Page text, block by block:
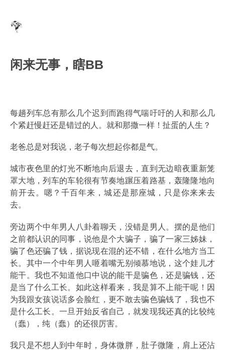
闲来无事，瞎BB
每趟列车总有那么几个迟到而跑得气喘吁吁的人和那么几
个紧赶慢赶还是错过的人。就和那撒一样！扯蛋的人生？
老爸总是对我说，老子每次想起你都是气。
城市夜色里的灯光不断地向后退去，直到无边暗夜重新笼
罩大地，列车的车轮很有节奏地蹍压着路基，轰隆隆地向
前开去。嗯？千百年来，城还是那座城，只是你来来去
去。
旁边两个中年男人八卦着聊天，没错是男人。摆的是他们
之前都认识的同事，说他是个大骗子，骗了一家三姊妹，
骗了色还骗了钱，据说现在混的还不错，在什么地方当工
长。其中一个中年男人咂着嘴无别倾慕地说，这个娃儿才
能干。我也不知道他口中说的能干是骗色，还是骗钱，还
是当了什么工长。如此这样看来，我是算不上能干呢！因
为我跟女孩说话多会脸红，更不敢去骗色骗钱了，我也不
是什么工长。一旦开始反省自己，就发现我还真的比较纯
（蠢），纯（蠢）的还很厉害。
我只是不想人到中年时，身体微胖，肚子微隆，肩上还沾